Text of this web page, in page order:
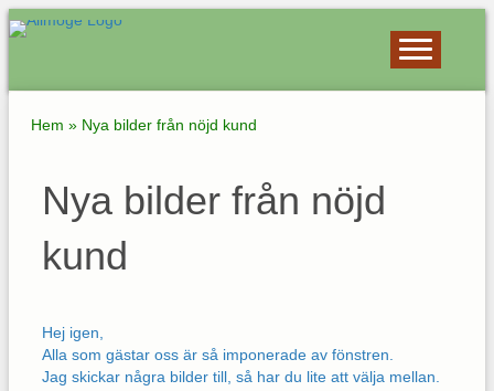
Hem » Nya bilder från nöjd kund
Nya bilder från nöjd
kund
Hej igen,
Alla som gästar oss är så imponerade av fönstren.
Jag skickar några bilder till, så har du lite att välja mellan.